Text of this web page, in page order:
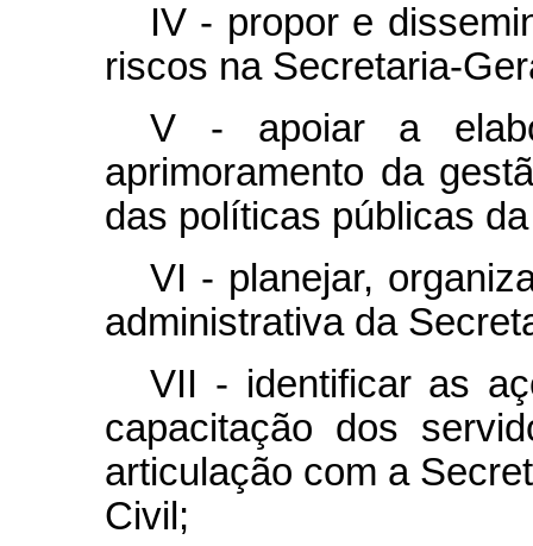
IV - propor e
riscos na Secretaria-
V - apoiar a
aprimoramento da
das políticas públicas
VI - planejar,
administrativa da
VII - identificar as
capacitação dos
articulação com a
Civil;